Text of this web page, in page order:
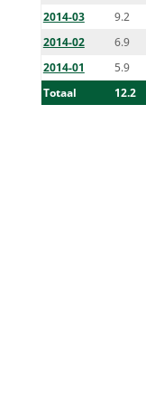
2014-03
9.2
2014-02
6.9
2014-01
5.9
Totaal
12.2